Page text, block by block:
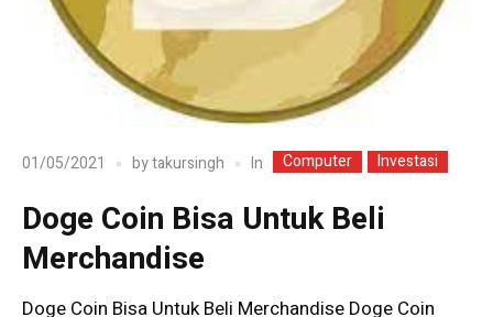
01/05/2021 bytakursingh In Computer Investasi
Doge Coin Bisa Untuk Beli
Merchandise
Doge Coin Bisa Untuk Beli Merchandise Doge Coin